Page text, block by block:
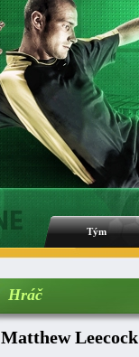
Tým
Hráč
Matthew Leecock